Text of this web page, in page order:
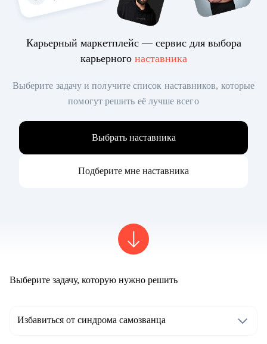
Карьерный маркетплейс — сервис для выбора
карьерного наставника
Выберите задачу и получите список наставников, которые
помогут решить её лучше всего
Выбрать наставника
Подберите мне наставника
Выберите задачу, которую нужно решить
Избавиться от синдрома самозванца